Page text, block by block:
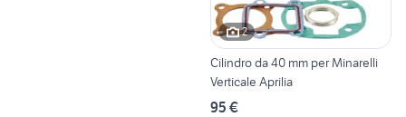
2
Cilindro da 40 mm per Minarelli
Verticale Aprilia
95 €